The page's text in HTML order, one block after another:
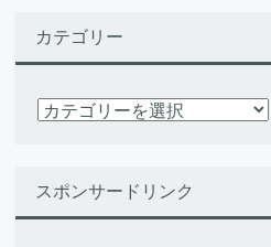
カテゴリー
カ
ー
スポンサードリンク